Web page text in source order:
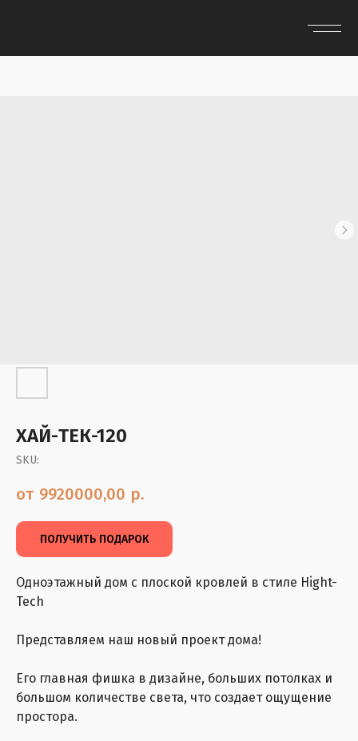
ХАЙ-ТЕК-120
SKU:
9920000,00 р.
ПОЛУЧИТЬ ПОДАРОК
Одноэтажный дом с плоской кровлей в стиле Hight-
Tech
Представляем наш новый проект дома!
Его главная фишка в дизайне, больших потолках и
большом количестве света, что создает ощущение
простора.